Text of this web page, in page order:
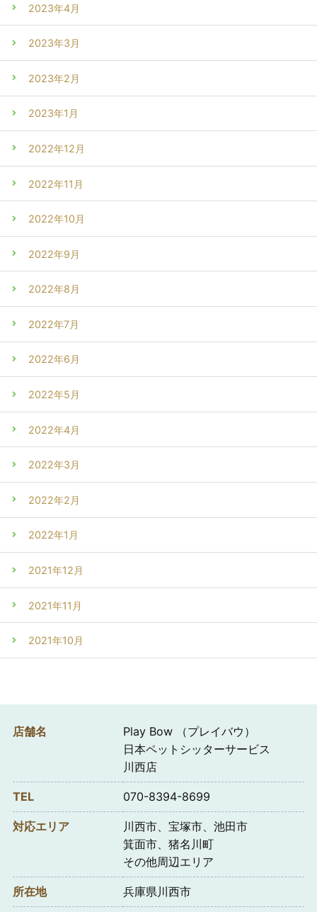
2023年4月
2023年3月
2023年2月
2023年1月
2022年12月
2022年11月
2022年10月
2022年9月
2022年8月
2022年7月
2022年6月
2022年5月
2022年4月
2022年3月
2022年2月
2022年1月
2021年12月
2021年11月
2021年10月
店舗名
Play Bow （プレイバウ）
日本ペットシッターサービス
川西店
TEL 070-8394-8699
対応エリア
川西市、宝塚市、池田市
箕面市、猪名川町
その他周辺エリア
所在地 兵庫県川西市